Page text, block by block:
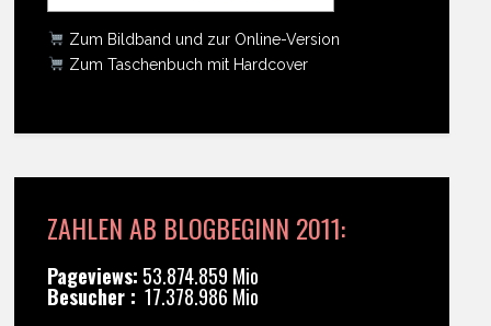
Zum Bildband und zur Online-Version
Zum Taschenbuch mit Hardcover
ZAHLEN AB BLOGBEGINN 2011:
Pageviews: 53.874.859 Mio
Besucher : 17.378.986 Mio